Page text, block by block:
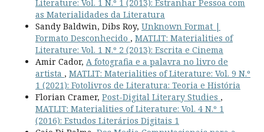
Literature: Vol. 1 N.º 1 (2013): Estranhar Pessoa com
as Materialidades da Literatura
Sandy Baldwin, Dibs Roy, Unknown Format |
Formato Desconhecido , MATLIT: Materialities of
Literature: Vol. 1 N.º 2 (2013): Escrita e Cinema
Amir Cador, A fotografia e a palavra no livro de
artista , MATLIT: Materialities of Literature: Vol. 9 N.º
1 (2021): Fotolivros de Literatura: Teoria e História
Florian Cramer, Post-Digital Literary Studies ,
MATLIT: Materialities of Literature: Vol. 4 N.º 1
(2016): Estudos Literários Digitais 1